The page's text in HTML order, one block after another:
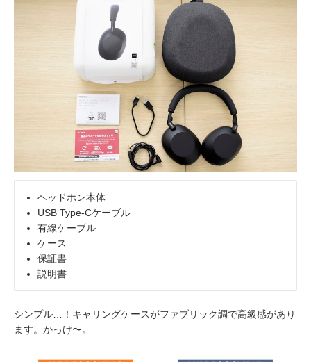
ヘッドホン本体
USB Type-Cケーブル
有線ケーブル
ケース
保証書
説明書
シンプル…！キャリングケースがファブリック調で高級感があり
ます。かっけ〜。